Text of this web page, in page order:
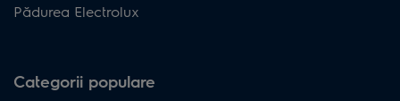
Pădurea Electrolux
Categorii populare